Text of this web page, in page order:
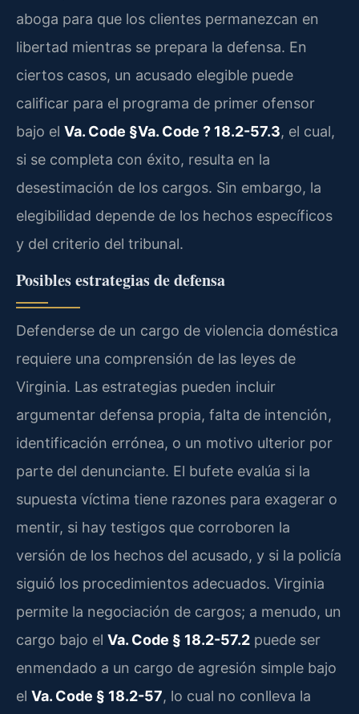
aboga para que los clientes permanezcan en
libertad mientras se prepara la defensa. En
ciertos casos, un acusado elegible puede
calificar para el programa de primer ofensor
bajo el Va. Code §Va. Code ? 18.2-57.3, el cual,
si se completa con éxito, resulta en la
desestimación de los cargos. Sin embargo, la
elegibilidad depende de los hechos específicos
y del criterio del tribunal.
Posibles estrategias de defensa
Defenderse de un cargo de violencia doméstica
requiere una comprensión de las leyes de
Virginia. Las estrategias pueden incluir
argumentar defensa propia, falta de intención,
identificación errónea, o un motivo ulterior por
parte del denunciante. El bufete evalúa si la
supuesta víctima tiene razones para exagerar o
mentir, si hay testigos que corroboren la
versión de los hechos del acusado, y si la policía
siguió los procedimientos adecuados. Virginia
permite la negociación de cargos; a menudo, un
cargo bajo el Va. Code § 18.2-57.2 puede ser
enmendado a un cargo de agresión simple bajo
el Va. Code § 18.2-57, lo cual no conlleva la